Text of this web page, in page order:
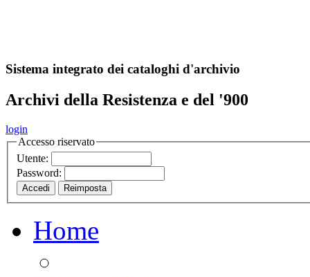
Sistema integrato dei cataloghi d'archivio
Archivi della Resistenza e del '900
login
Accesso riservato
Utente:
Password:
Home